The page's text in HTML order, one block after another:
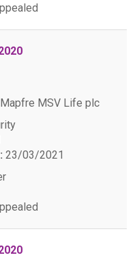
Mapfre MSV Life plc
23/03/2021